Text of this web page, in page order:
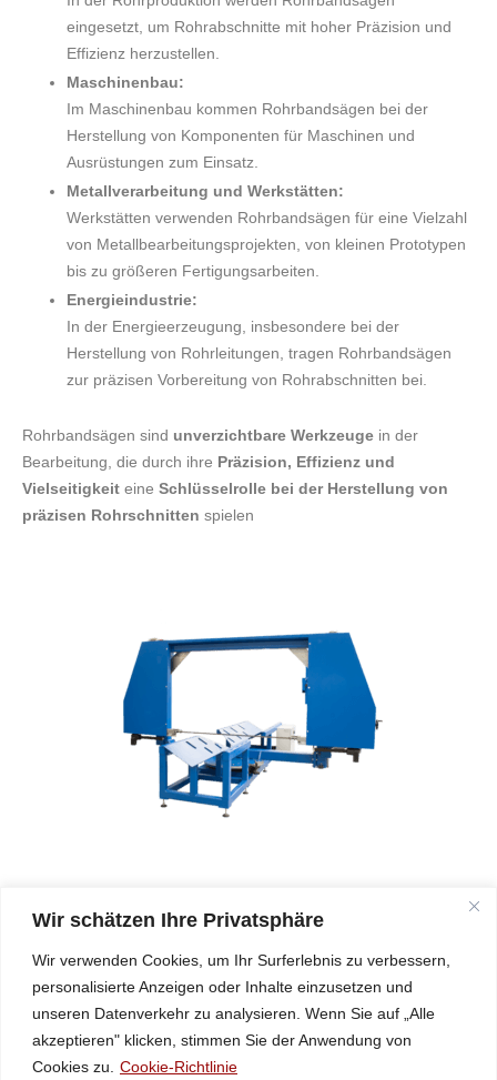
Wir schätzen Ihre Privatsphäre
Wir verwenden Cookies, um Ihr Surferlebnis zu verbessern,
personalisierte Anzeigen oder Inhalte einzusetzen und
unseren Datenverkehr zu analysieren. Wenn Sie auf „Alle
akzeptieren" klicken, stimmen Sie der Anwendung von
Cookies zu.
Cookie-Richtlinie
eingesetzt, um Rohrabschnitte mit hoher Präzision und
Effizienz herzustellen.
Maschinenbau:
Im Maschinenbau kommen Rohrbandsägen bei der
Herstellung von Komponenten für Maschinen und
Ausrüstungen zum Einsatz.
Metallverarbeitung und Werkstätten:
Werkstätten verwenden Rohrbandsägen für eine Vielzahl
von Metallbearbeitungsprojekten, von kleinen Prototypen
bis zu größeren Fertigungsarbeiten.
Energieindustrie:
In der Energieerzeugung, insbesondere bei der
Herstellung von Rohrleitungen, tragen Rohrbandsägen
zur präzisen Vorbereitung von Rohrabschnitten bei.
Rohrbandsägen sind unverzichtbare Werkzeuge in der
Bearbeitung, die durch ihre Präzision, Effizienz und
Vielseitigkeit eine Schlüsselrolle bei der Herstellung von
präzisen Rohrschnitten spielen
– 1200 mm
+43 (2758) 34994
moc.scitsalpuka
@eciffo